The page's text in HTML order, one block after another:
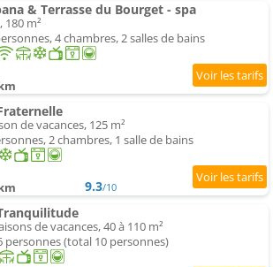
& Terrasse du Bourget - spa
180 m²
4 chambres, 2 salles de bains
de vacances, 125 m²
2 chambres, 1 salle de bains
9.3/10
de vacances, 40 à 110 m²
personnes (total 10 personnes)